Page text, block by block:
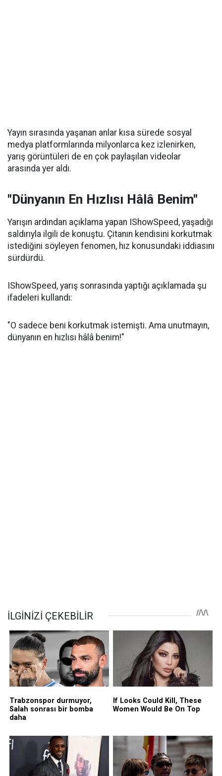
Yayın sırasında yaşanan anlar kısa sürede sosyal
medya platformlarında milyonlarca kez izlenirken,
yarış görüntüleri de en çok paylaşılan videolar
arasında yer aldı.
"Dünyanın En Hızlısı Hâlâ Benim"
Yarışın ardından açıklama yapan IShowSpeed, yaşadığı
saldırıyla ilgili de konuştu. Çitanın kendisini korkutmak
istediğini söyleyen fenomen, hız konusundaki iddiasını
sürdürdü.
IShowSpeed, yarış sonrasında yaptığı açıklamada şu
ifadeleri kullandı:
"O sadece beni korkutmak istemişti. Ama unutmayın,
dünyanın en hızlısı hâlâ benim!"